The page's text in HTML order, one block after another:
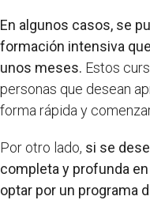
En algunos casos, se
formación intensiva
unos meses. Estos
personas que desean
forma rápida y
Por otro lado, si se
completa y profunda
optar por un programa